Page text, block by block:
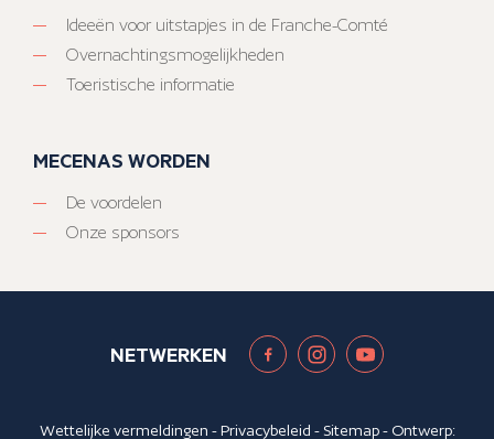
Ideeën voor uitstapjes in de Franche-Comté
Overnachtingsmogelijkheden
Toeristische informatie
MECENAS WORDEN
De voordelen
Onze sponsors
NETWERKEN
Wettelijke vermeldingen -Privacybeleid - Sitemap- Ontwerp: